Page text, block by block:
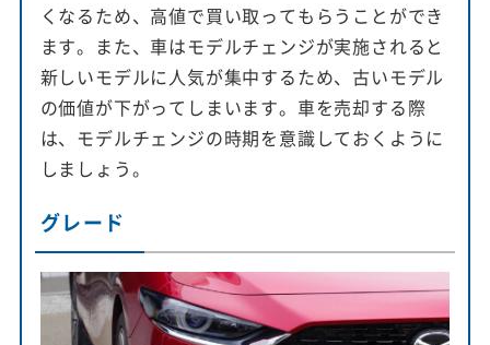
くなるため、高値で買い取ってもらうことができ
ます。また、車はモデルチェンジが実施されると
新しいモデルに人気が集中するため、古いモデル
の価値が下がってしまいます。車を売却する際
は、モデルチェンジの時期を意識しておくように
しましょう。
グレード